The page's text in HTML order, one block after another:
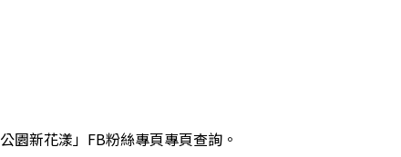
公園新花漾」FB粉絲專頁專頁查詢。